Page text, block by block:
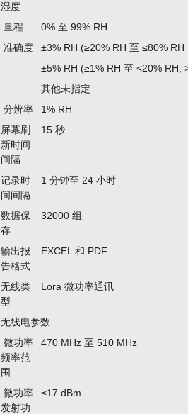
湿度
量程
0% 至 99% RH
准确度
±3% RH (≥20% RH 至 ≤80%
±5% RH (≥1% RH 至 <20%
其他未指定
分辨率
1% RH
屏幕刷
新时间
间隔
15 秒
记录时
间间隔
1 分钟至 24 小时
数据保
存
32000 组
输出报
告格式
EXCEL 和 PDF
无线类
型
Lora 微功率通讯
无线电参数
微功率
频率范
围
470 MHz 至 510 MHz
微功率
发射功
≤17 dBm